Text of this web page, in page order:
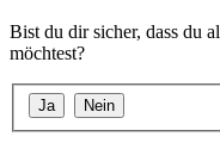
Bist du dir sicher, dass du
möchtest?